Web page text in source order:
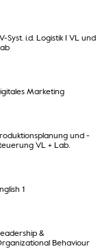
Syst. i.d. Logistik I VL und
Marketing
und -
VL + Lab.
1
&
Behaviour